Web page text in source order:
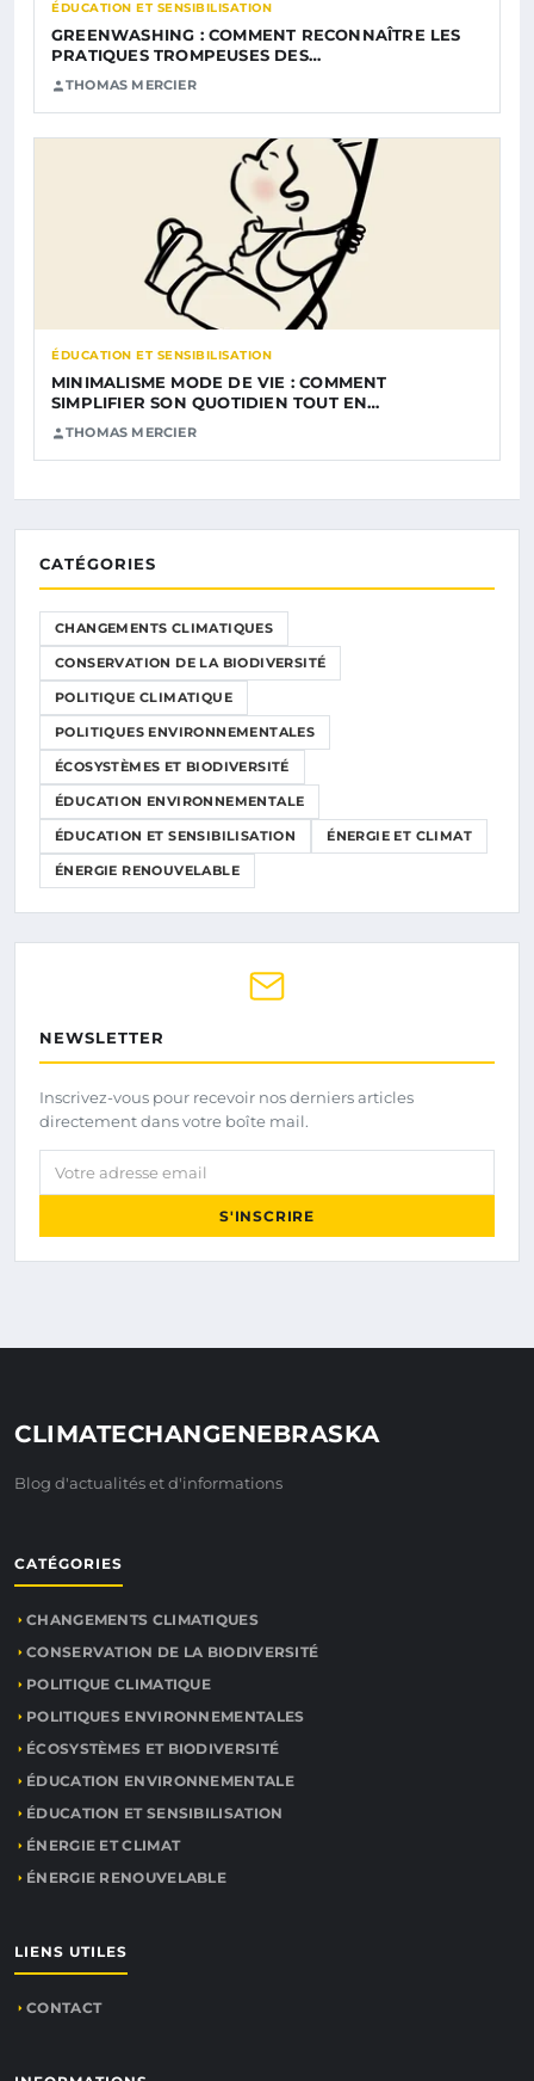
ÉDUCATION ET SENSIBILISATION
GREENWASHING : COMMENT RECONNAÎTRE LES
PRATIQUES TROMPEUSES DES…
THOMAS MERCIER
ÉDUCATION ET SENSIBILISATION
MINIMALISME MODE DE VIE : COMMENT
SIMPLIFIER SON QUOTIDIEN TOUT EN…
THOMAS MERCIER
CATÉGORIES
CHANGEMENTS CLIMATIQUES
CONSERVATION DE LA BIODIVERSITÉ
POLITIQUE CLIMATIQUE
POLITIQUES ENVIRONNEMENTALES
ÉCOSYSTÈMES ET BIODIVERSITÉ
ÉDUCATION ENVIRONNEMENTALE
ÉDUCATION ET SENSIBILISATION ÉNERGIE ET CLIMAT
ÉNERGIE RENOUVELABLE
NEWSLETTER
Inscrivez-vous pour recevoir nos derniers articles
directement dans votre boîte mail.
Votre adresse email
S'INSCRIRE
CLIMATECHANGENEBRASKA
Blog d'actualités et d'informations
CATÉGORIES
CHANGEMENTS CLIMATIQUES
CONSERVATION DE LA BIODIVERSITÉ
POLITIQUE CLIMATIQUE
POLITIQUES ENVIRONNEMENTALES
ÉCOSYSTÈMES ET BIODIVERSITÉ
ÉDUCATION ENVIRONNEMENTALE
ÉDUCATION ET SENSIBILISATION
ÉNERGIE ET CLIMAT
ÉNERGIE RENOUVELABLE
LIENS UTILES
CONTACT